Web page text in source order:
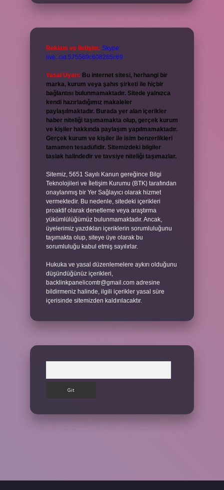
Reklam ve İletişim: Skype:
live:.cid.575569c608265c69
Yasal Uyarı: Bu internet sitesi, herhangi bir
marka, kurum veya şahıs şirketi ile hiçbir
bağlantısı bulunmamaktadır. Sitede yalnızca
kendi hazırladığımız makaleler
paylaşılmaktadır. Burada yer alan içerikler
haber niteliği taşımamakta olup, gerçek kurum
ve kişiler hakkında paylaşım yapılmamaktadır.
Gerçek kurum ve kişiler ile isim benzerlikleri
tamamen tesadüfidir. Sitemizdeki bilgiler
taslak halindedir ve tavsiye niteliği taşımazlar.
Sitemiz, 5651 Sayılı Kanun gereğince Bilgi
Teknolojileri ve İletişim Kurumu (BTK) tarafından
onaylanmış bir Yer Sağlayıcı olarak hizmet
vermektedir. Bu nedenle, sitedeki içerikleri
proaktif olarak denetleme veya araştırma
yükümlülüğümüz bulunmamaktadır. Ancak,
üyelerimiz yazdıkları içeriklerin sorumluluğunu
taşımakta olup, siteye üye olarak bu
sorumluluğu kabul etmiş sayılırlar.
Hukuka ve yasal düzenlemelere aykırı olduğunu
düşündüğünüz içerikleri,
backlinkpanelicomtr@gmail.com adresine
bildirmeniz halinde, ilgili içerikler yasal süre
içerisinde sitemizden kaldırılacaktır.